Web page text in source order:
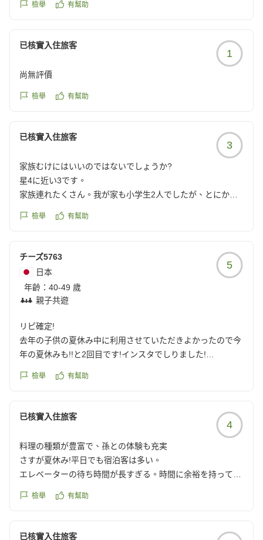
クチコミの詳細はこちらから
reviewId=33123478541649
檢舉 有幫助
已核實入住旅客
1
尚無評價
檢舉 有幫助
已核實入住旅客
3
家族むけにはいいのではないでしょうか?
星4に近い3です。
家族連れたくさん。我が家も小学生2人でしたが、とにかく
いろいろと並ぶことをとにかく覚悟で行かれてください。
水は濁ってます。
ごはんは、混雑でしたが落ち着く時間もあるのでまぁそれな
りに満足。
席もたくさん用意はされてます。
ラウンジも常に混雑ですが、利用できないほどではなかった
です。楽しませてもらいました。
フロントでの案内は最小限。紙を渡されて、ご自身でという
スタイル。
落ちてました。
見つけたときに何も対策されてなかったし、前日にはなかっ
たので夜から朝方に落ちたのかな?
フロントの人にすぐ伝えて、ちゃんと外まで来てもらってか
ら帰ってきましたが今はどうなっているのだろうか気になり
ます。
檢舉 有幫助
チーズ5763
日本
年齡： 40-49 歲
親子共遊
5
リピ確定!
去年の子供の夏休み中に利用させていただきよかったので今
年の夏休みも!!と2回目です!インスタでしりました!
子供達も大興奮!プール、ラウンジ利用、利用してませんがお
ありがとうございました!
reviewId=33123478520085
檢舉 有幫助
已核實入住旅客
4
料理の種類が豊富で、孫との体験も充実
さすが夏休み!平日でも宿泊客は多い。
エレベーターの待ち時間が長すぎる。時間に余裕を持って行
大浴場の洗い場少ない、ドライヤー少ない、コインランドリ
されると助かる。
檢舉 有幫助
已核實入住旅客